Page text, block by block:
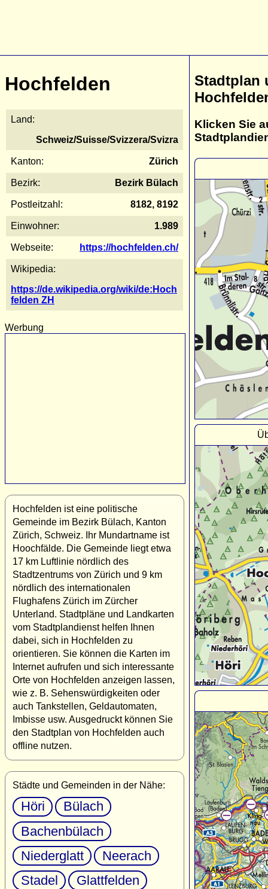
Hochfelden
Land:
Schweiz/Suisse/Svizzera/Svizra
Kanton: Zürich
Bezirk: Bezirk Bülach
Postleitzahl: 8182, 8192
Einwohner: 1.989
Webseite: https://hochfelden.ch/
Wikipedia:
https://de.wikipedia.org/wiki/de:Hoch
felden ZH
Werbung
Hochfelden ist eine politische
Gemeinde im Bezirk Bülach, Kanton
Zürich, Schweiz. Ihr Mundartname ist
Hoochfälde. Die Gemeinde liegt etwa
17 km Luftlinie nördlich des
Stadtzentrums von Zürich und 9 km
nördlich des internationalen
Flughafens Zürich im Zürcher
Unterland. Stadtpläne und Landkarten
vom Stadtplandienst helfen Ihnen
dabei, sich in Hochfelden zu
orientieren. Sie können die Karten im
Internet aufrufen und sich interessante
Orte von Hochfelden anzeigen lassen,
wie z. B. Sehenswürdigkeiten oder
auch Tankstellen, Geldautomaten,
Imbisse usw. Ausgedruckt können Sie
den Stadtplan von Hochfelden auch
offline nutzen.
Städte und Gemeinden in der Nähe:
Höri
Bülach
Bachenbülach
Niederglatt
Neerach
Stadel
Glattfelden
Stadtplan
Klicken Sie